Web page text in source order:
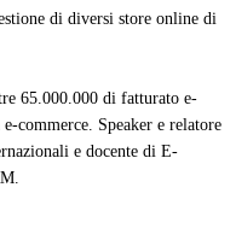
di diversi store online di
65.000.000 di fatturato e-
commerce. Speaker e relatore
e docente di E-